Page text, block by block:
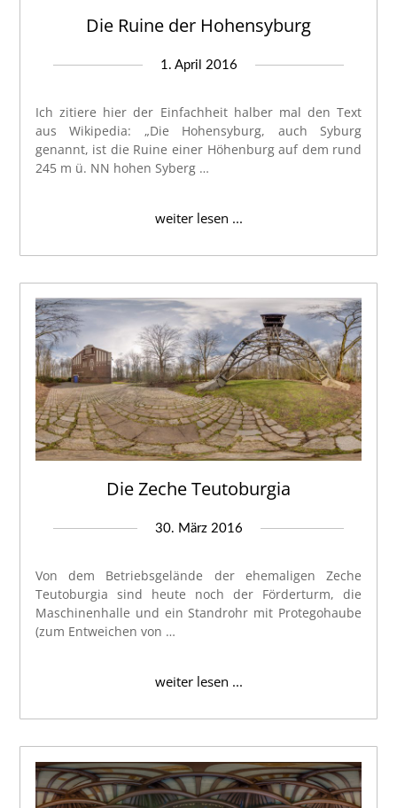
Die Ruine der Hohensyburg
1. April 2016
Ich zitiere hier der Einfachheit halber mal den Text
aus Wikipedia: „Die Hohensyburg, auch Syburg
genannt, ist die Ruine einer Höhenburg auf dem rund
245 m ü. NN hohen Syberg …
weiter lesen ...
Die Zeche Teutoburgia
30. März 2016
Von dem Betriebsgelände der ehemaligen Zeche
Teutoburgia sind heute noch der Förderturm, die
Maschinenhalle und ein Standrohr mit Protegohaube
(zum Entweichen von …
weiter lesen ...